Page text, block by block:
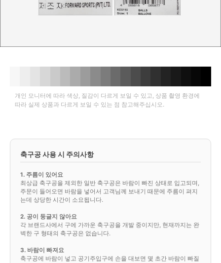
개인 모니터에 따라 색상, 질감이 다르게 보일 수 있고, 상품 촬영 환경에
따라 실제 상품과 다르게 보일 수 있는 점 참고해주십시오.
축구공 사용 시 주의사항
1. 주름이 있어요
최상급 축구공을 제외한 일반 축구공은 바람이 빠진 상태로 입고되며,
주문이 들어오면 바람을 넣어서 고객님께 보내기 때문에 주름이 펴지
는데 상당한 시간이 소요됩니다.
2. 공이 둥글지 않아요
각 브랜드사에서 구에 가까운 축구공을 개발 중이지만, 현재까지는 완
벽한 구 형태의 축구공은 없습니다.
3. 바람이 빠져요
축구공에 바람이 넣고 공기주입구에 손을 대보면 몇 초간 바람이 빠질